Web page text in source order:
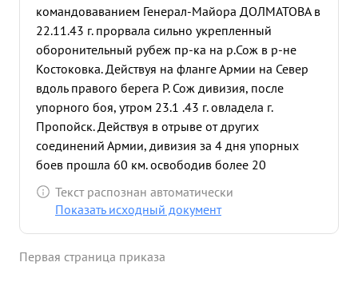
командоваванием Генерал-Майора ДОЛМАТОВА в
22.11.43 г. прорвала сильно укрепленный
оборонительный рубеж пр-ка на р.Сож в р-не
Костоковка. Действуя на фланге Армии на Север
вдоль правого берега Р. Сож дивизия, после
упорного боя, утром 23.1 .43 г. овладела г.
Пропойск. Действуя в отрыве от других
соединений Армии, дивизия за 4 дня упорных
боев прошла 60 км. освободив более 20
населенных пунктов, в том числе крупные
населенные пункты:г Пропойск Бахань, Гайшин,
Долматов обеспечил выполнение задач первого
Текст распознан автоматически
Показать исходный документ
Первая страница приказа